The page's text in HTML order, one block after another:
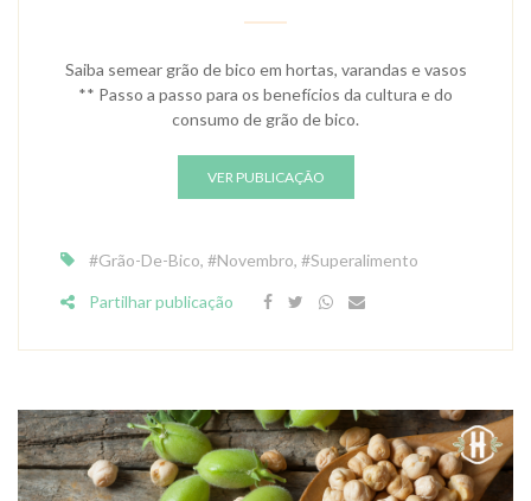
Saiba semear grão de bico em hortas, varandas e vasos
** Passo a passo para os benefícios da cultura e do
consumo de grão de bico.
VER PUBLICAÇÃO
#Grão-De-Bico, #Novembro, #Superalimento
Partilhar publicação